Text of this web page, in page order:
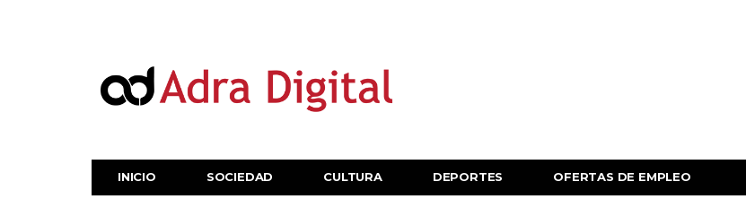
INICIO SOCIEDAD CULTURA DEPORTES OFERTAS DE EMPLEO